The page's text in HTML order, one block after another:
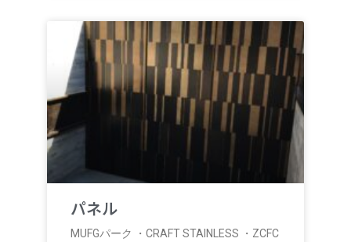
パネル
MUFGパーク ・CRAFT STAINLESS ・ZCFC